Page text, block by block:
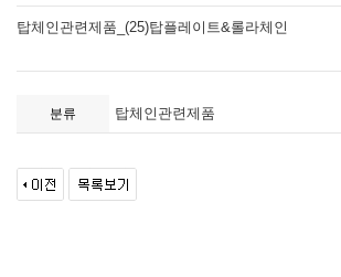
탑체인관련제품_(25)탑플레이트&롤라체인
분류 탑체인관련제품